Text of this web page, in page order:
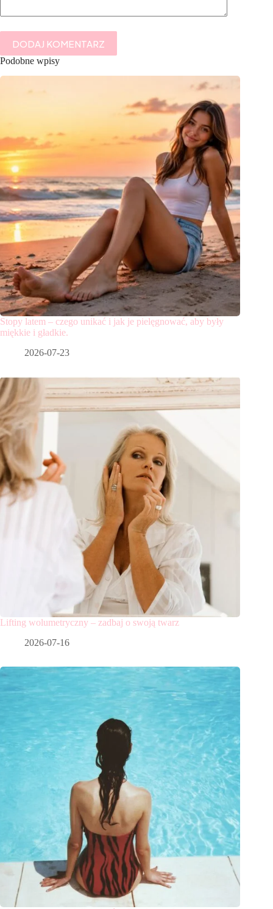
DODAJ KOMENTARZ
Podobne wpisy
Stopy latem – czego unikać i jak je pielęgnować, aby były
miękkie i gładkie.
2026-07-23
Lifting wolumetryczny – zadbaj o swoją twarz
2026-07-16